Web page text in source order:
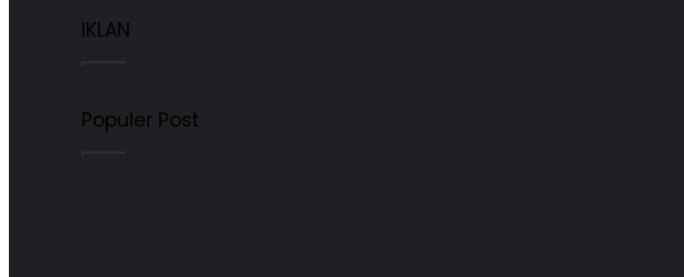
IKLAN
Populer Post